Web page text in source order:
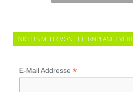
NICHTS MEHR VON ELTERNPLANET
E-Mail Addresse *